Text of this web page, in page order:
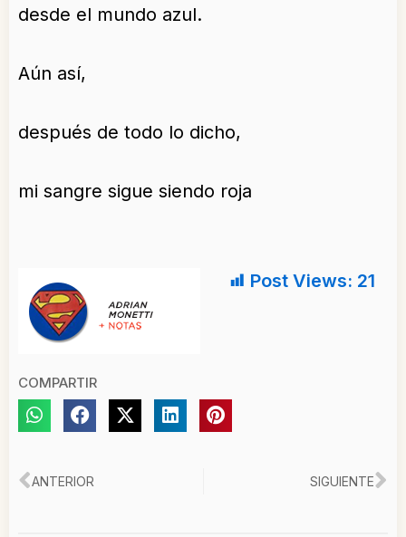
desde el mundo azul.
Aún así,
después de todo lo dicho,
mi sangre sigue siendo roja
Post Views: 21
COMPARTIR
Ant
ANTERIOR SIGUIENTE